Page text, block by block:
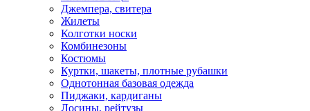
Джемпера, свитера
Жилеты
Колготки носки
Комбинезоны
Костюмы
Куртки, шакеты, плотные рубашки
Однотонная базовая одежда
Пиджаки, кардиганы
Лосины, рейтузы